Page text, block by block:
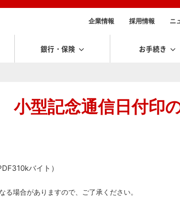
企業情報 採用情報 ニ
銀行・保険 お手続き
小型記念通信日付印
バイト）
場合がありますので、ご了承ください。